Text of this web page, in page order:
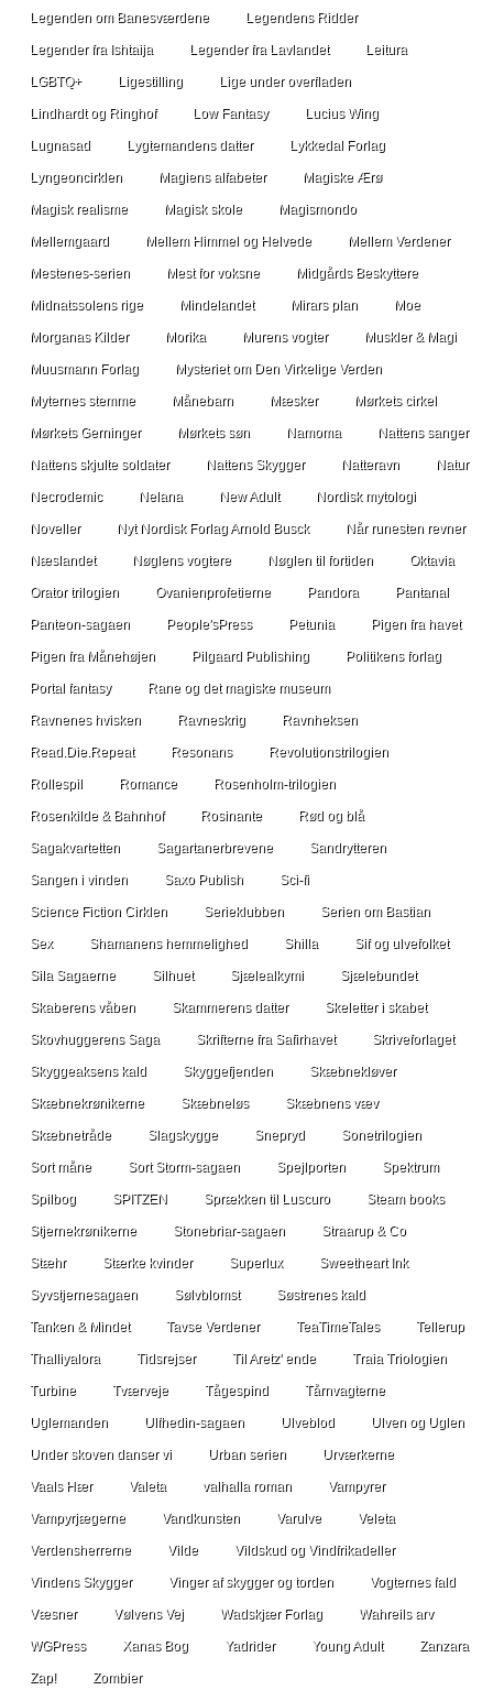
Legenden om Banesværdene Legendens Ridder
Legender fra Ishtaija Legender fra Lavlandet Leitura
LGBTQ+ Ligestilling Lige under overfladen
Lindhardt og Ringhof Low Fantasy Lucius Wing
Lugnasad Lygtemandens datter Lykkedal Forlag
Lyngeoncirklen Magiens alfabeter Magiske Ærø
Magisk realisme Magisk skole Magismondo
Mellemgaard Mellem Himmel og Helvede Mellem Verdener
Mestenes-serien Mest for voksne Midgårds Beskyttere
Midnatssolens rige Mindelandet Mirars plan Moe
Morganas Kilder Morika Murens vogter Muskler & Magi
Muusmann Forlag Mysteriet om Den Virkelige Verden
Myternes stemme Månebarn Mæsker Mørkets cirkel
Mørkets Gerninger Mørkets søn Namoma Nattens sanger
Nattens skjulte soldater Nattens Skygger Natteravn Natur
Necrodemic Nelana New Adult Nordisk mytologi
Noveller Nyt Nordisk Forlag Arnold Busck Når runesten revner
Næslandet Nøglens vogtere Nøglen til fortiden Oktavia
Orator trilogien Ovanienprofetierne Pandora Pantanal
Panteon-sagaen People'sPress Petunia Pigen fra havet
Pigen fra Månehøjen Pilgaard Publishing Politikens forlag
Portal fantasy Rane og det magiske museum
Ravnenes hvisken Ravneskrig Ravnheksen
Read.Die.Repeat Resonans Revolutionstrilogien
Rollespil Romance Rosenholm-trilogien
Rosenkilde & Bahnhof Rosinante Rød og blå
Sagakvartetten Sagartanerbrevene Sandrytteren
Sangen i vinden Saxo Publish Sci-fi
Science Fiction Cirklen Serieklubben Serien om Bastian
Sex Shamanens hemmelighed Shilla Sif og ulvefolket
Sila Sagaerne Silhuet Sjælealkymi Sjælebundet
Skaberens våben Skammerens datter Skeletter i skabet
Skovhuggerens Saga Skrifterne fra Safirhavet Skriveforlaget
Skyggeaksens kald Skyggefjenden Skæbnekløver
Skæbnekrønikerne Skæbneløs Skæbnens væv
Skæbnetråde Slagskygge Snepryd Sonetrilogien
Sort måne Sort Storm-sagaen Spejlporten Spektrum
Spilbog SPITZEN Sprækken til Luscuro Steam books
Stjernekrønikerne Stonebriar-sagaen Straarup & Co
Stæhr Stærke kvinder Superlux Sweetheart Ink
Syvstjernesagaen Sølvblomst Søstrenes kald
Tanken & Mindet Tavse Verdener TeaTimeTales Tellerup
Thalliyalora Tidsrejser Til Aretz' ende Traia Triologien
Turbine Tværveje Tågespind Tårnvagterne
Uglemanden Ulfhedin-sagaen Ulveblod Ulven og Uglen
Under skoven danser vi Urban serien Urværkerne
Vaals Hær Valeta valhalla roman Vampyrer
Vampyrjægerne Vandkunsten Varulve Veleta
Verdensherrerne Vilde Vildskud og Vindfrikadeller
Vindens Skygger Vinger af skygger og torden Vogternes fald
Væsner Vølvens Vej Wadskjær Forlag Wahreils arv
WGPress Xanas Bog Yadrider Young Adult Zanzara
Zap! Zombier